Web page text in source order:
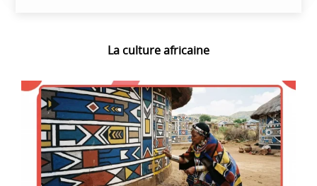
La culture africaine